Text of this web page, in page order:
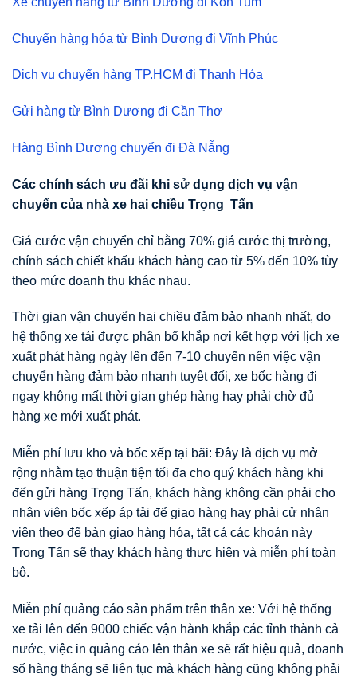
Chuyển hàng hóa từ Bình Dương đi Vĩnh Phúc
Dịch vụ chuyển hàng TP.HCM đi Thanh Hóa
Gửi hàng từ Bình Dương đi Cần Thơ
Hàng Bình Dương chuyển đi Đà Nẵng
Các chính sách ưu đãi khi sử d ụng d ịch vụ vận
chuyển của nhà xe hai chiều Trọng Tấn
Giá cước vận chuyển chỉ bằng 70% giá cước thị trường,
chính sách chiết khấu khách hàng cao từ 5% đến 10% tùy
theo mức doanh thu khác nhau.
Thời gian vận chuyển hai chiều đảm bảo nhanh nhất, do
hệ thống xe tải được phân bổ khắp nơi kết hợp với lịch xe
xuất phát hàng ngày lên đến 7-10 chuyến nên việc vận
chuyển hàng đảm bảo nhanh tuyệt đối, xe bốc hàng đi
ngay không mất thời gian ghép hàng hay phải chờ đủ
hàng xe mới xuất phát.
Miễn phí lưu kho và bốc xếp tại bãi: Đây là dịch vụ mở
rộng nhằm tạo thuận tiện tối đa cho quý khách hàng khi
đến gửi hàng Trọng Tấn, khách hàng không cần phải cho
nhân viên bốc xếp áp tải để giao hàng hay phải cử nhân
viên theo để bàn giao hàng hóa, tất cả các khoản này
Trọng Tấn sẽ thay khách hàng thực hiện và miễn phí toàn
bộ.
Miễn phí quảng cáo sản phẩm trên thân xe: Với hệ thống
xe tải lên đến 9000 chiếc vận hành khắp các tỉnh thành cả
nước, việc in quảng cáo lên thân xe sẽ rất hiệu quả, doanh
số hàng tháng sẽ liên tục mà khách hàng cũng không phải